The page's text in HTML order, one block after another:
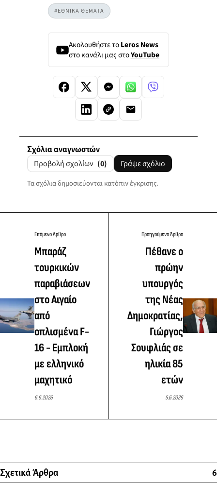
#ΕΘΝΙΚΑ ΘΕΜΑΤΑ
Ακολουθήστε τοLeros News
στο κανάλι μας στοYouTube
Σχόλια αναγνωστών
Προβολή σχολίων (0) Γράψε σχόλιο
Τα σχόλια δημοσιεύονται κατόπιν έγκρισης.
Επόμενο Άρθρο
Μπαράζ
τουρκικών
παραβιάσεων
στο Αιγαίο
από
οπλισμένα F-
16 - Εμπλοκή
με ελληνικό
μαχητικό
6.6.2026
Προηγούμενο Άρθρο
Πέθανε ο
πρώην
υπουργός
της Νέας
Δημοκρατίας,
Γιώργος
Σουφλιάς σε
ηλικία 85
ετών
5.6.2026
Σχετικά Άρθρα 6